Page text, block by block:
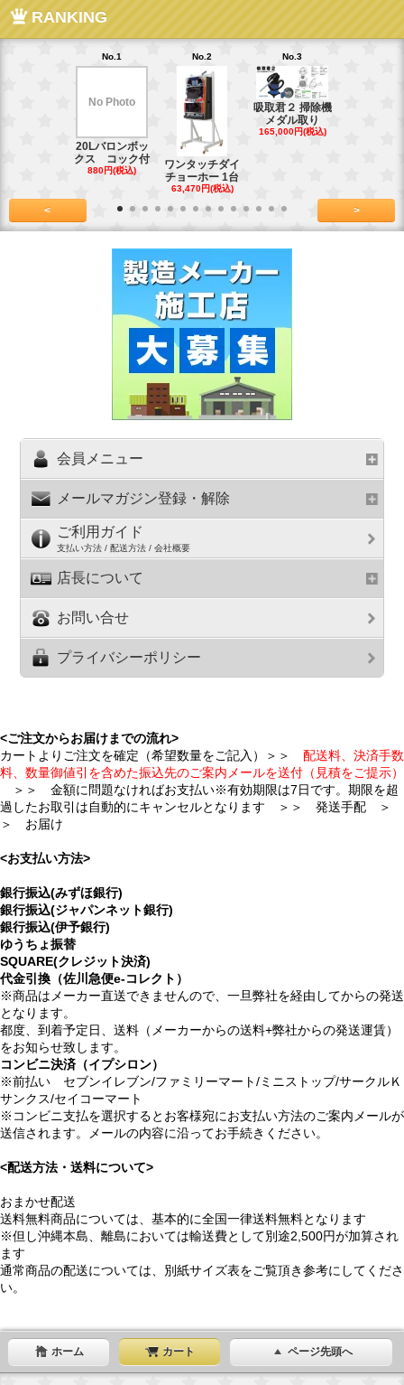
RANKING
No.1
No Photo
20Lバロンボッ
クス コック付
880円(税込)
No.2
ワンタッチダイ
チョーホー 1台
63,470円(税込)
No.3
吸取君２ 掃除機
メダル取り
165,000円(税込)
< >
会員メニュー
メールマガジン登録・解除
ご利用ガイド
支払い方法 / 配送方法 / 会社概要
店長について
お問い合せ
プライバシーポリシー
<ご注文からお届けまでの流れ>
カートよりご注文を確定（希望数量をご記入）＞＞ 配送料、決済手数
料、数量御値引を含めた振込先のご案内メールを送付（見積をご提示）
＞＞ 金額に問題なければお支払い※有効期限は7日です。期限を超
過したお取引は自動的にキャンセルとなります ＞＞ 発送手配 ＞
＞ お届け
<お支払い方法>
銀行振込(みずほ銀行)
銀行振込(ジャパンネット銀行)
銀行振込(伊予銀行)
ゆうちょ振替
SQUARE(クレジット決済)
代金引換（佐川急便e-コレクト）
※商品はメーカー直送できませんので、一旦弊社を経由してからの発送
となります。
都度、到着予定日、送料（メーカーからの送料+弊社からの発送運賃）
をお知らせ致します。
コンビニ決済（イプシロン）
※前払い セブンイレブン/ファミリーマート/ミニストップ/サークルＫ
サンクス/セイコーマート
※コンビニ支払を選択するとお客様宛にお支払い方法のご案内メールが
送信されます。メールの内容に沿ってお手続きください。
<配送方法・送料について>
おまかせ配送
送料無料商品については、基本的に全国一律送料無料となります
※但し沖縄本島、離島においては輸送費として別途2,500円が加算され
ます
通常商品の配送については、別紙サイズ表をご覧頂き参考にしてくださ
い。
ホーム カート ページ先頭へ